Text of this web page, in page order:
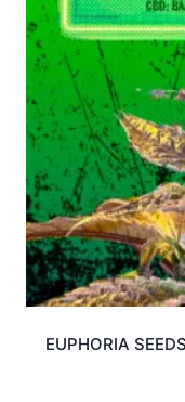
EUPHORIA